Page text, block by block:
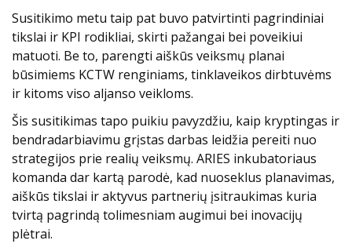
Susitikimo metu taip pat buvo patvirtinti pagrindiniai
tikslai ir KPI rodikliai, skirti pažangai bei poveikiui
matuoti. Be to, parengti aiškūs veiksmų planai
būsimiems KCTW renginiams, tinklaveikos dirbtuvėms
ir kitoms viso aljanso veikloms.
Šis susitikimas tapo puikiu pavyzdžiu, kaip kryptingas ir
bendradarbiavimu grįstas darbas leidžia pereiti nuo
strategijos prie realių veiksmų. ARIES inkubatoriaus
komanda dar kartą parodė, kad nuoseklus planavimas,
aiškūs tikslai ir aktyvus partnerių įsitraukimas kuria
tvirtą pagrindą tolimesniam augimui bei inovacijų
plėtrai.